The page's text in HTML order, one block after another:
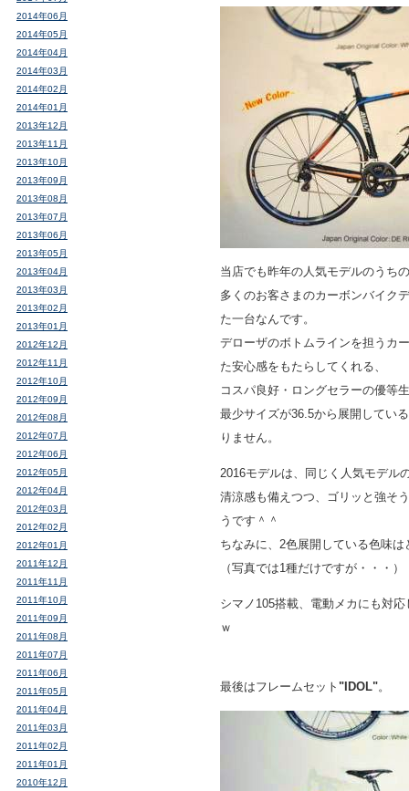
当店でも昨年の人気モデルのうち
多くのお客さまのカーボンバイク
た一台なんです。
デローザのボトムラインを担うカ
た安心感をもたらしてくれる、
コスパ良好・ロングセラーの優等
最少サイズが36.5から展開してい
りません。
2016モデルは、同じく人気モデル
清涼感も備えつつ、ゴリッと強そ
うです＾＾
ちなみに、2色展開している色味
（写真では1種だけですが・・・）
シマノ105搭載、電動メカにも対
ｗ
最後はフレームセット "IDOL"。
2014年06月
2014年05月
2014年04月
2014年03月
2014年02月
2014年01月
2013年12月
2013年11月
2013年10月
2013年09月
2013年08月
2013年07月
2013年06月
2013年05月
2013年04月
2013年03月
2013年02月
2013年01月
2012年12月
2012年11月
2012年10月
2012年09月
2012年08月
2012年07月
2012年06月
2012年05月
2012年04月
2012年03月
2012年02月
2012年01月
2011年12月
2011年11月
2011年10月
2011年09月
2011年08月
2011年07月
2011年06月
2011年05月
2011年04月
2011年03月
2011年02月
2011年01月
2010年12月